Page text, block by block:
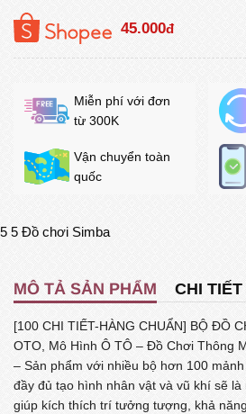
45.000đ
Miễn phí với đơn
từ 300K
Vận chuyển toàn
quốc
5 5 Đồ chơi Simba
MÔ TẢ SẢN PHẨM CHI
[100 CHI TIẾT-HÀNG CHUẨN] BỘ ĐỒ
OTO, Mô Hình Ô TÔ – Đồ Chơi Thông
– Sản phẩm với nhiều bộ hơn 100
đầy đủ tạo hình nhân vật và vũ khí sẽ
giúp kích thích trí tưởng tượng, khả